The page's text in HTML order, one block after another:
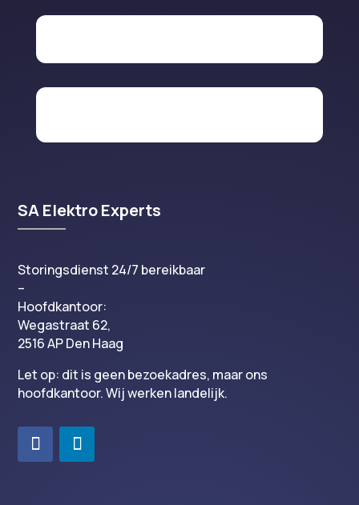
SA Elektro Experts
Storingsdienst 24/7 bereikbaar
–
Hoofdkantoor:
Wegastraat 62,
2516 AP Den Haag
Let op: dit is geen bezoekadres, maar ons
hoofdkantoor. Wij werken landelijk.